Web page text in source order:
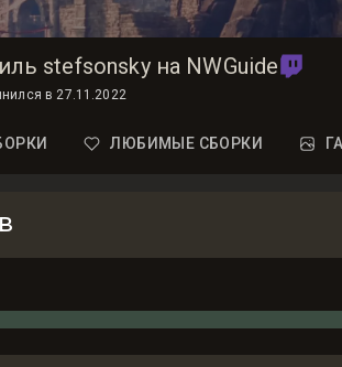
stefsonsky на NWGuide
в 27.11.2022
ЛЮБИМЫЕ СБОРКИ